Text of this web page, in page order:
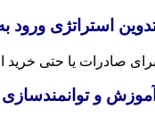
استراتژی ورود به
صادرات یا حتی خرید
و توانمندسازی